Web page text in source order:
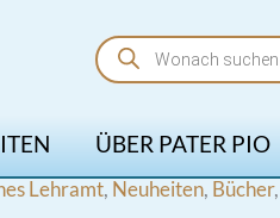
Products
search
ÜBER PATER PIO
Lehramt, Neuheiten, Bücher,